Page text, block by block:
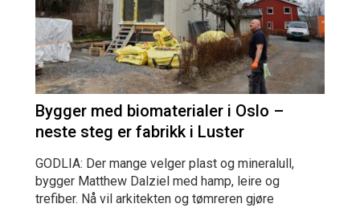
Bygger med biomaterialer i Oslo –
neste steg er fabrikk i Luster
GODLIA: Der mange velger plast og mineralull,
bygger Matthew Dalziel med hamp, leire og
trefiber. Nå vil arkitekten og tømreren gjøre